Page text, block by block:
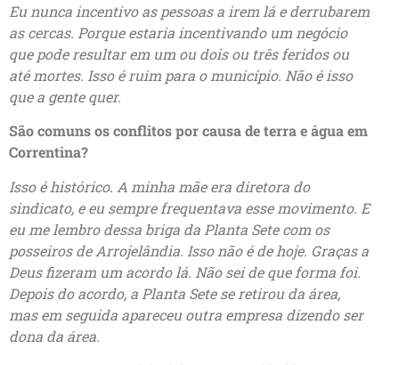
Eu nunca incentivo as pessoas a irem lá e derrubarem
as cercas. Porque estaria incentivando um negócio
que pode resultar em um ou dois ou três feridos ou
até mortes. Isso é ruim para o município. Não é isso
que a gente quer.
São comuns os conflitos por causa de terra e água em
Correntina?
Isso é histórico. A minha mãe era diretora do
sindicato, e eu sempre frequentava esse movimento. E
eu me lembro dessa briga da Planta Sete com os
posseiros de Arrojelândia. Isso não é de hoje. Graças a
Deus fizeram um acordo lá. Não sei de que forma foi.
Depois do acordo, a Planta Sete se retirou da área,
mas em seguida apareceu outra empresa dizendo ser
dona da área.